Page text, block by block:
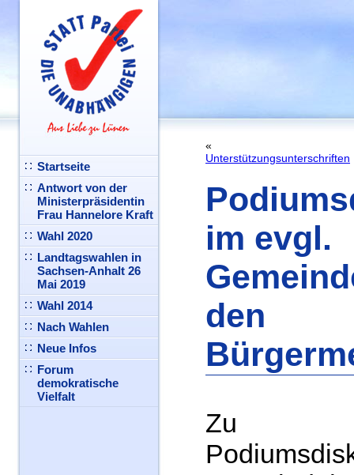
Startseite
Antwort von der
Ministerpräsidentin
Frau Hannelore Kraft
Wahl 2020
Landtagswahlen in
Sachsen-Anhalt 26
Mai 2019
Wahl 2014
Nach Wahlen
Neue Infos
Forum
demokratische
Vielfalt
«
Unterstützungsunterschriften
im evgl.
den
Zu